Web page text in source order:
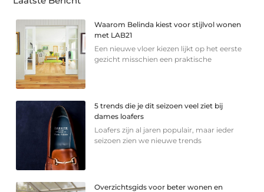
Waarom Belinda kiest voor stijlvol wonen
met LAB21
Een nieuwe vloer kiezen lijkt op het eerste
gezicht misschien een praktische
5 trends die je dit seizoen veel ziet bij
dames loafers
Loafers zijn al jaren populair, maar ieder
seizoen zien we nieuwe trends
Overzichtsgids voor beter wonen en